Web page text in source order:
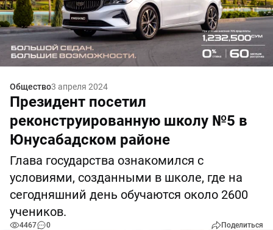
Общество3 апреля 2024
Президент посетил
реконструированную школу №5 в
Юнусабадском районе
Глава государства ознакомился с
условиями, созданными в школе, где на
сегодняшний день обучаются около 2600
учеников.
4467 0 Поделиться